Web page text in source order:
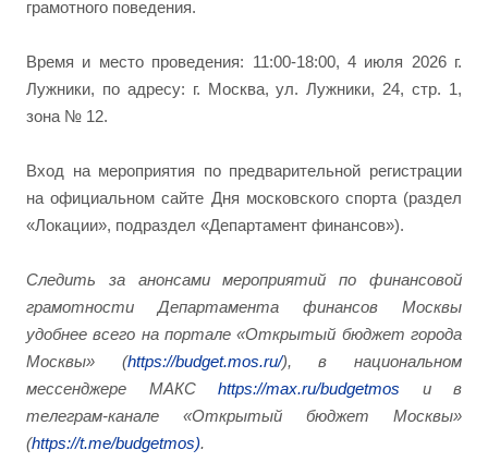
грамотного поведения.
Время и место проведения: 11:00-18:00, 4 июля 2026 г.
Лужники, по адресу: г. Москва, ул. Лужники, 24, стр. 1,
зона № 12.
Вход на мероприятия по предварительной регистрации
на официальном сайте Дня московского спорта (раздел
«Локации», подраздел «Департамент финансов»).
Следить за анонсами мероприятий по финансовой
грамотности Департамента финансов Москвы
удобнее всего на портале «Открытый бюджет города
Москвы» (https://budget.mos.ru/), в национальном
мессенджере МАКС https://max.ru/budgetmos и в
телеграм-канале «Открытый бюджет Москвы»
(https://t.me/budgetmos).